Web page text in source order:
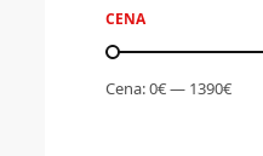
CENA
Cena:0€— 1390€